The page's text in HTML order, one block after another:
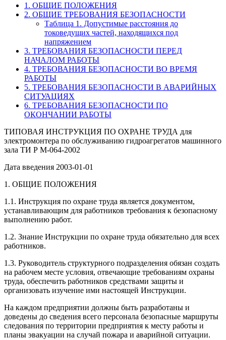
1. ОБЩИЕ ПОЛОЖЕНИЯ
2. ОБЩИЕ ТРЕБОВАНИЯ БЕЗОПАСНОСТИ
Таблица 1. Допустимые расстояния до
токоведущих частей, находящихся под
напряжением
3. ТРЕБОВАНИЯ БЕЗОПАСНОСТИ ПЕРЕД
НАЧАЛОМ РАБОТЫ
4. ТРЕБОВАНИЯ БЕЗОПАСНОСТИ ВО ВРЕМЯ
РАБОТЫ
5. ТРЕБОВАНИЯ БЕЗОПАСНОСТИ В АВАРИЙНЫХ
СИТУАЦИЯХ
6. ТРЕБОВАНИЯ БЕЗОПАСНОСТИ ПО
ОКОНЧАНИИ РАБОТЫ
ТИПОВАЯ ИНСТРУКЦИЯ ПО ОХРАНЕ ТРУДА для
электромонтера по обслуживанию гидроагрегатов машинного
зала ТИ Р М-064-2002
Дата введения 2003-01-01
1. ОБЩИЕ ПОЛОЖЕНИЯ
1.1. Инструкция по охране труда является документом,
устанавливающим для работников требования к безопасному
выполнению работ.
1.2. Знание Инструкции по охране труда обязательно для всех
работников.
1.3. Руководитель структурного подразделения обязан создать
на рабочем месте условия, отвечающие требованиям охраны
труда, обеспечить работников средствами защиты и
организовать изучение ими настоящей Инструкции.
На каждом предприятии должны быть разработаны и
доведены до сведения всего персонала безопасные маршруты
следования по территории предприятия к месту работы и
планы эвакуации на случай пожара и аварийной ситуации.